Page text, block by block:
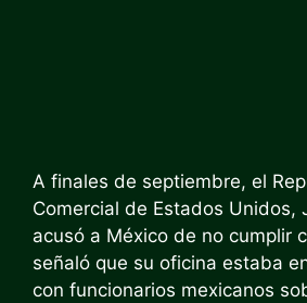
A finales de septiembre, el
Comercial de Estados Unidos,
acusó a México de no cumplir
señaló que su oficina estaba
con funcionarios mexicanos